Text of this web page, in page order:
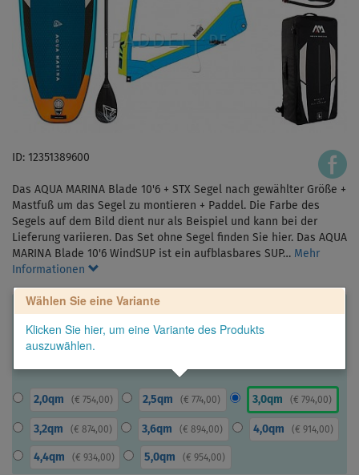
ID: 12351389600
Das AQUA MARINA Blade 10'6 + STX Segel nach gewählter Größe +
Mastfuß um das Segel zu montieren + Paddel. Die Farbe des
Segels auf dem Bild dient nur als Beispiel und kann bei der
Lieferung variieren. Das Set ohne Segel finden Sie hier. Das AQUA
MARINA Blade 10'6 WindSUP ist ein aufblasbares SUP… Mehr
Informationen
Wählen Sie eine Variante
Klicken Sie hier, um eine Variante des Produkts
auszuwählen.
2,0qm ( € 754,00) 2,5qm (€ 774,00) 3,0qm ( € 794,00)
3,2qm ( € 874,00) 3,6qm (€ 894,00) 4,0qm ( € 914,00)
4,4qm ( € 934,00) 5,0qm (€ 954,00)